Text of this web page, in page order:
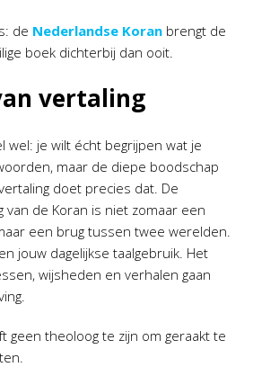
de Nederlandse Koran brengt de
boek dichterbij dan ooit.
vertaling
wel: je wilt écht begrijpen wat je
maar de diepe boodschap
doet precies dat. De
van de Koran is niet zomaar een
een brug tussen twee werelden.
jouw dagelijkse taalgebruik. Het
wijsheden en verhalen gaan
geen theoloog te zijn om geraakt te